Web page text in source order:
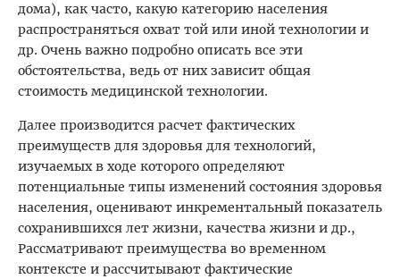
дома), как часто, какую категорию населения
распространяться охват той или иной технологии и
др. Очень важно подробно описать все эти
обстоятельства, ведь от них зависит общая
стоимость медицинской технологии.
Далее производится расчет фактических
преимуществ для здоровья для технологий,
изучаемых в ходе которого определяют
потенциальные типы изменений состояния здоровья
населения, оценивают инкрементальный показатель
сохранившихся лет жизни, качества жизни и др.,
Рассматривают преимущества во временном
контексте и рассчитывают фактические